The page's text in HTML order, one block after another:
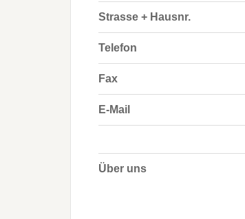
Strasse + Hausnr.
Telefon
Fax
E-Mail
Über uns